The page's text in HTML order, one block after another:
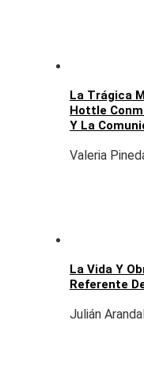
La Trágica
Hottle
Y La
Valeria
La Vida Y
Referente
Julián Aranda